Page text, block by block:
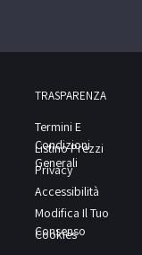
TRASPARENZA
Termini E
Condizioni
Generali
Listino Prezzi
Privacy
Accessibilità
Modifica Il Tuo
Consenso
Cookies